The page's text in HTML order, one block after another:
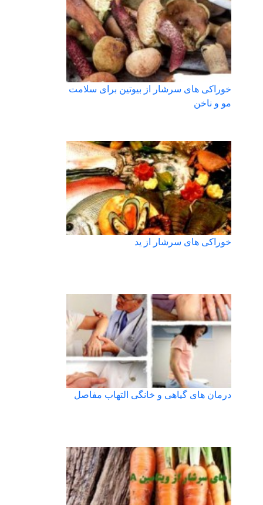
خوراکی های سرشار از بیوتین برای سلامت
مو و ناخن
خوراکی های سرشار از ید
درمان های گیاهی و خانگی التهاب مفاصل